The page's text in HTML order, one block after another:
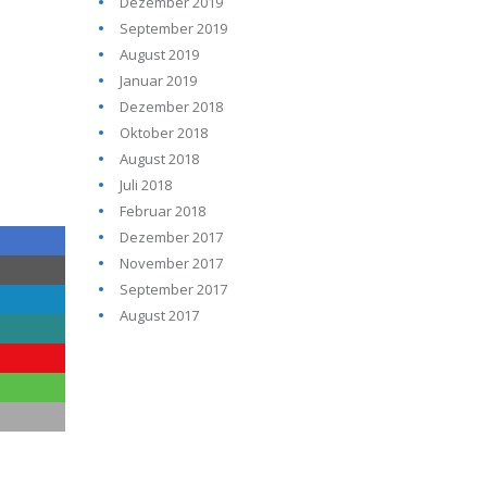
September 2019
August 2019
Januar 2019
Dezember 2018
Oktober 2018
August 2018
Juli 2018
Februar 2018
Dezember 2017
November 2017
September 2017
August 2017